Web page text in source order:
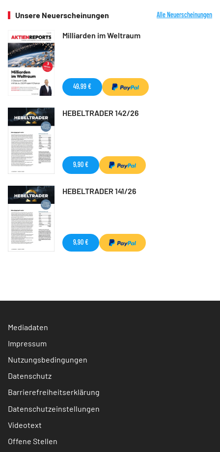
Unsere Neuerscheinungen Alle Neuerscheinungen
Milliarden im Weltraum
49,99 €
HEBELTRADER 142/26
9,90 €
HEBELTRADER 141/26
9,90 €
Mediadaten
Impressum
Nutzungsbedingungen
Datenschutz
Barrierefreiheitserklärung
Datenschutzeinstellungen
Videotext
Offene Stellen